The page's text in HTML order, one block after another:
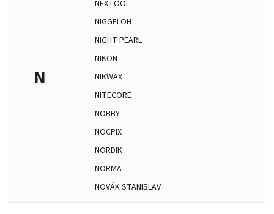
N
NEXTOOL
NIGGELOH
NIGHT PEARL
NIKON
NIKWAX
NITECORE
NOBBY
NOCPIX
NORDIK
NORMA
NOVÁK STANISLAV